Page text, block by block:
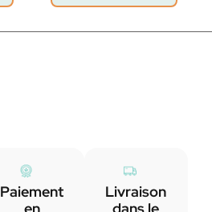
Paiement
Livraison